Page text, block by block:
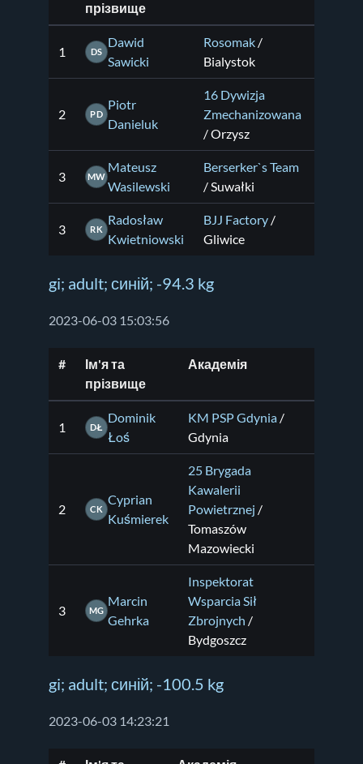
прізвище
1 DS
Dawid
Sawicki
Rosomak /
Bialystok
2 PD
Piotr
Danieluk
16 Dywizja
Zmechanizowana
/ Orzysz
3 MW
Mateusz
Wasilewski
Berserker`s Team
/ Suwałki
3 RK
Radosław
Kwietniowski
BJJ Factory /
Gliwice
gi; adult; синій; -94.3 kg
2023-06-03 15:03:56
#
Ім'я та
прізвище
Академія
1 DŁ
Dominik
Łoś
KM PSP Gdynia /
Gdynia
2 CK
Cyprian
Kuśmierek
25 Brygada
Kawalerii
Powietrznej /
Tomaszów
Mazowiecki
3 MG
Marcin
Gehrka
Inspektorat
Wsparcia Sił
Zbrojnych /
Bydgoszcz
gi; adult; синій; -100.5 kg
2023-06-03 14:23:21